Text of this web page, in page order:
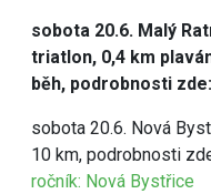
sobota 20.6. Malý
triatlon, 0,4 km
běh, podrobnosti zde:
sobota 20.6. Nová
10 km, podrobnosti
ročník: Nová Bystřice